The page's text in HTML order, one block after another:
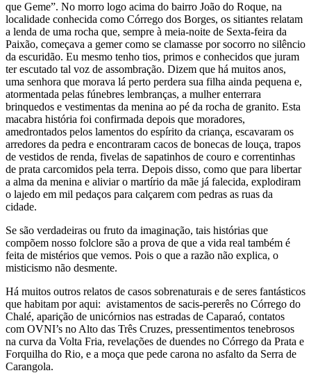
que Geme”. No morro logo acima do bairro João do Roque, na
localidade conhecida como Córrego dos Borges, os sitiantes relatam
a lenda de uma rocha que, sempre à meia-noite de Sexta-feira da
Paixão, começava a gemer como se clamasse por socorro no silêncio
da escuridão. Eu mesmo tenho tios, primos e conhecidos que juram
ter escutado tal voz de assombração. Dizem que há muitos anos,
uma senhora que morava lá perto perdera sua filha ainda pequena e,
atormentada pelas fúnebres lembranças, a mulher enterrara
brinquedos e vestimentas da menina ao pé da rocha de granito. Esta
macabra história foi confirmada depois que moradores,
amedrontados pelos lamentos do espírito da criança, escavaram os
arredores da pedra e encontraram cacos de bonecas de louça, trapos
de vestidos de renda, fivelas de sapatinhos de couro e correntinhas
de prata carcomidos pela terra. Depois disso, como que para libertar
a alma da menina e aliviar o martírio da mãe já falecida, explodiram
o lajedo em mil pedaços para calçarem com pedras as ruas da
cidade.
Se são verdadeiras ou fruto da imaginação, tais histórias que
compõem nosso folclore são a prova de que a vida real também é
feita de mistérios que vemos. Pois o que a razão não explica, o
misticismo não desmente.
Há muitos outros relatos de casos sobrenaturais e de seres fantásticos
que habitam por aqui: avistamentos de sacis-pererês no Córrego do
Chalé, aparição de unicórnios nas estradas de Caparaó, contatos
com OVNI’s no Alto das Três Cruzes, pressentimentos tenebrosos
na curva da Volta Fria, revelações de duendes no Córrego da Prata e
Forquilha do Rio, e a moça que pede carona no asfalto da Serra de
Carangola.